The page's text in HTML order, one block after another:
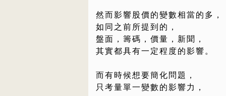
然而影響股價的變數相當的多，
如同之前所提到的，
盤面，籌碼，價量，新聞，
其實都具有一定程度的影響。
而有時候想要簡化問題，
只考量單一變數的影響力，